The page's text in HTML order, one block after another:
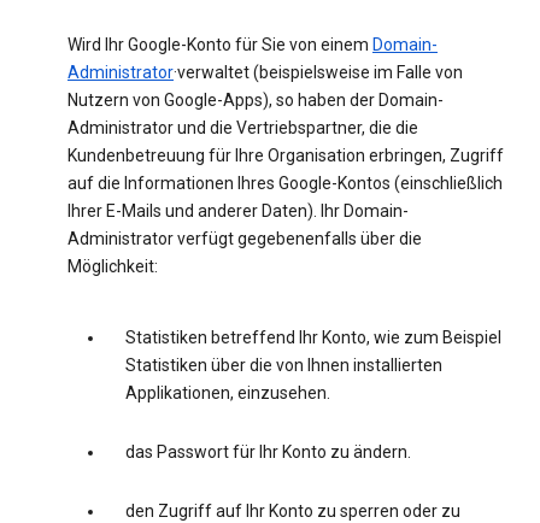
Wird Ihr Google-Konto für Sie von einem Domain-
Administrator·verwaltet (beispielsweise im Falle von
Nutzern von Google-Apps), so haben der Domain-
Administrator und die Vertriebspartner, die die
Kundenbetreuung für Ihre Organisation erbringen, Zugriff
auf die Informationen Ihres Google-Kontos (einschließlich
Ihrer E-Mails und anderer Daten). Ihr Domain-
Administrator verfügt gegebenenfalls über die
Möglichkeit:
Statistiken betreffend Ihr Konto, wie zum Beispiel
Statistiken über die von Ihnen installierten
Applikationen, einzusehen.
das Passwort für Ihr Konto zu ändern.
den Zugriff auf Ihr Konto zu sperren oder zu